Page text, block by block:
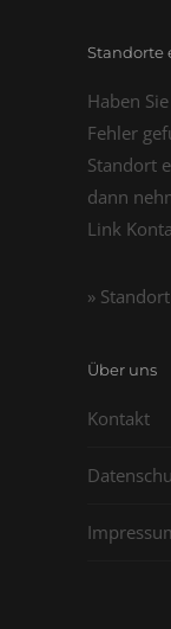
Standorte
Haben
Fehler
Standort
dann
Link
»
Über uns
Kontakt